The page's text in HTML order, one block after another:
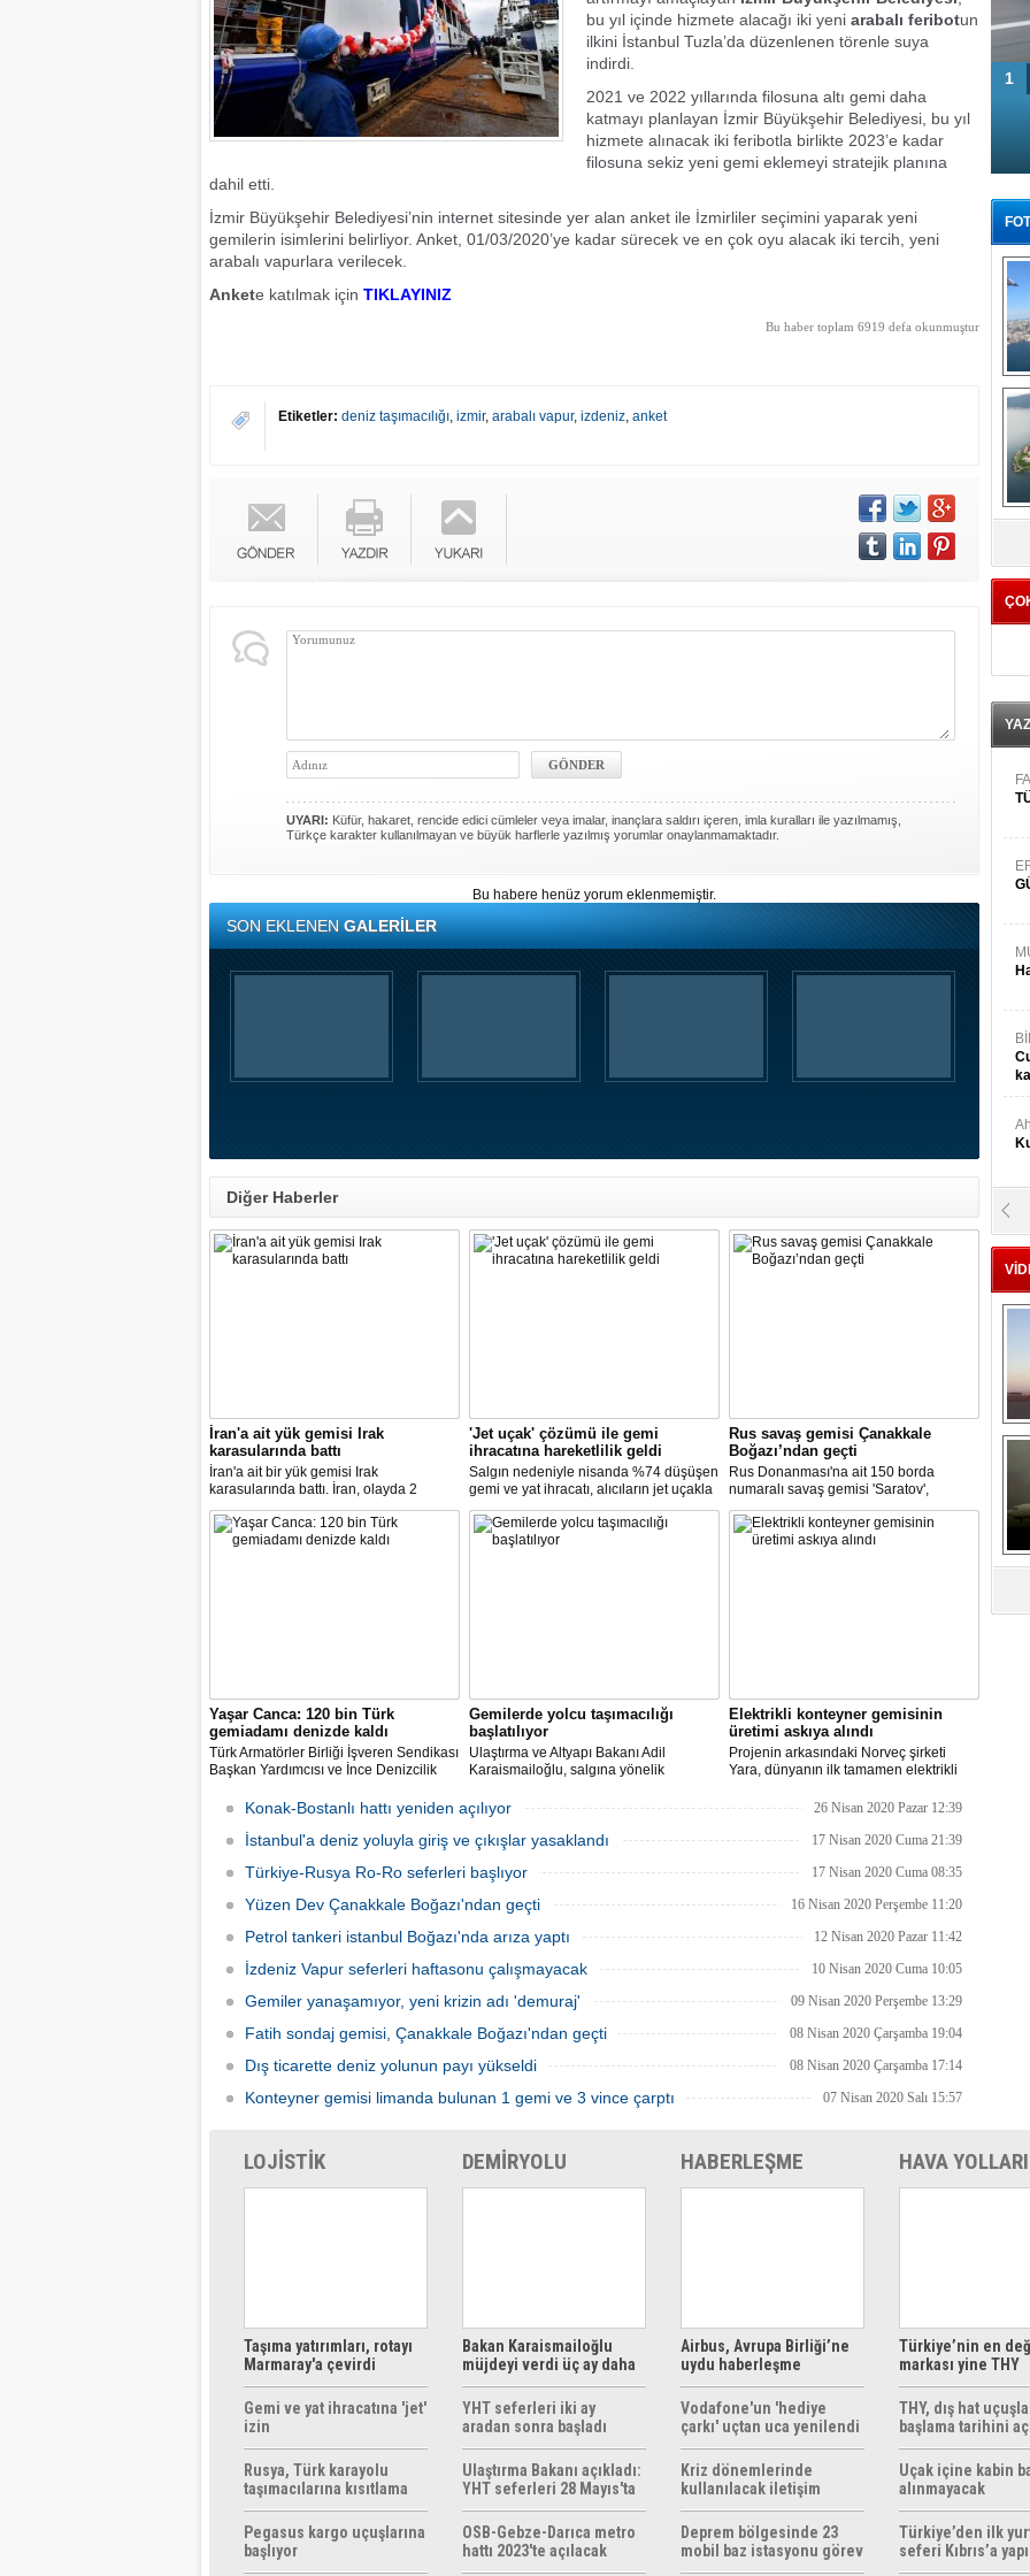
bu yıl içinde hizmete alacağı iki yeni arabalı feribotun
ilkini İstanbul Tuzla’da düzenlenen törenle suya
indirdi.
2021 ve 2022 yıllarında filosuna altı gemi daha
katmayı planlayan İzmir Büyükşehir Belediyesi, bu yıl
hizmete alınacak iki feribotla birlikte 2023’e kadar
filosuna sekiz yeni gemi eklemeyi stratejik planına
dahil etti.
İzmir Büyükşehir Belediyesi’nin internet sitesinde yer alan anket ile İzmirliler seçimini yaparak yeni
gemilerin isimlerini belirliyor. Anket, 01/03/2020’ye kadar sürecek ve en çok oyu alacak iki tercih, yeni
arabalı vapurlara verilecek.
Ankete katılmak için TIKLAYINIZ
Bu haber toplam 6919 defa okunmuştur
Etiketler: deniz taşımacılığı, izmir, arabalı vapur, izdeniz, anket
UYARI: Küfür, hakaret, rencide edici cümleler veya imalar, inançlara saldırı içeren, imla kuralları ile yazılmamış,
Türkçe karakter kullanılmayan ve büyük harflerle yazılmış yorumlar onaylanmamaktadır.
Bu habere henüz yorum eklenmemiştir.
SON EKLENENGALERİLER
Diğer Haberler
İran'a ait yük gemisi Irak
karasularında battı
İran'a ait bir yük gemisi Irak
karasularında battı. İran, olayda 2
kişinin hayatını kaybettiğini açıkladı.
'Jet uçak' çözümü ile gemi
ihracatına hareketlilik geldi
Salgın nedeniyle nisanda %74 düşüşen
gemi ve yat ihracatı, alıcıların jet uçakla
Türkiye'ye getirilmesi ile mayısta yüzde
7.8 arttı. Gemi inşa, geçen ay ihracatını
artıran iki sektörden biri oldu.
Rus savaş gemisi Çanakkale
Boğazı’ndan geçti
Rus Donanması'na ait 150 borda
numaralı savaş gemisi 'Saratov',
Çanakkale Boğazından geçti.
Yaşar Canca: 120 bin Türk
gemiadamı denizde kaldı
Türk Armatörler Birliği İşveren Sendikası
Başkan Yardımcısı ve İnce Denizcilik
Canca, pandemi nedeniyle dünya
denizlerinde mahsur kalan 120 bin Türk
denizcisinin ülkeye dönmek için
Gemilerde yolcu taşımacılığı
başlatılıyor
Ulaştırma ve Altyapı Bakanı Adil
Karaismailoğlu, salgına yönelik
sonucu normalleşme sürecinin hayata
geçirildiğini ve turistik amaçlı gemiler ve
gezinti gemilerinde yolcu taşımacılığını
Elektrikli konteyner gemisinin
üretimi askıya alındı
Projenin arkasındaki Norveç şirketi
Yara, dünyanın ilk tamamen elektrikli
Birkeland’i, koronavirüs salgını ve
kaldırmayı planlıyor.
Konak-Bostanlı hattı yeniden açılıyor 26 Nisan 2020 Pazar 12:39
İstanbul'a deniz yoluyla giriş ve çıkışlar yasaklandı 17 Nisan 2020 Cuma 21:39
Türkiye-Rusya Ro-Ro seferleri başlıyor 17 Nisan 2020 Cuma 08:35
Yüzen Dev Çanakkale Boğazı'ndan geçti 16 Nisan 2020 Perşembe 11:20
Petrol tankeri istanbul Boğazı'nda arıza yaptı 12 Nisan 2020 Pazar 11:42
İzdeniz Vapur seferleri haftasonu çalışmayacak 10 Nisan 2020 Cuma 10:05
Gemiler yanaşamıyor, yeni krizin adı 'demuraj' 09 Nisan 2020 Perşembe 13:29
Fatih sondaj gemisi, Çanakkale Boğazı'ndan geçti 08 Nisan 2020 Çarşamba 19:04
Dış ticarette deniz yolunun payı yükseldi 08 Nisan 2020 Çarşamba 17:14
Konteyner gemisi limanda bulunan 1 gemi ve 3 vince çarptı 07 Nisan 2020 Salı 15:57
1
LOJİSTİK
Taşıma yatırımları, rotayı
Marmaray'a çevirdi
Gemi ve yat ihracatına 'jet'
izin
Rusya, Türk karayolu
taşımacılarına kısıtlama
getirebilir
Pegasus kargo uçuşlarına
başlıyor
DEMİRYOLU
Bakan Karaismailoğlu
müjdeyi verdi üç ay daha
ücretsiz
YHT seferleri iki ay
aradan sonra başladı
Ulaştırma Bakanı açıkladı:
YHT seferleri 28 Mayıs'ta
başlıyor
OSB-Gebze-Darıca metro
hattı 2023'te açılacak
HABERLEŞME
Airbus, Avrupa Birliği’ne
uydu haberleşme
çözümleri sunuyor
Vodafone'un 'hediye
çarkı' uçtan uca yenilendi
Kriz dönemlerinde
kullanılacak iletişim
yöntemleri rehberi
hazırlandı
Deprem bölgesinde 23
mobil baz istasyonu görev
yapıyor
HAVA YOLLARI
Türkiye’nin en
markası yine THY
THY, dış hat
başlama tarihini
Uçak içine kabin
alınmayacak
Türkiye’den ilk yurt
seferi Kıbrıs’a